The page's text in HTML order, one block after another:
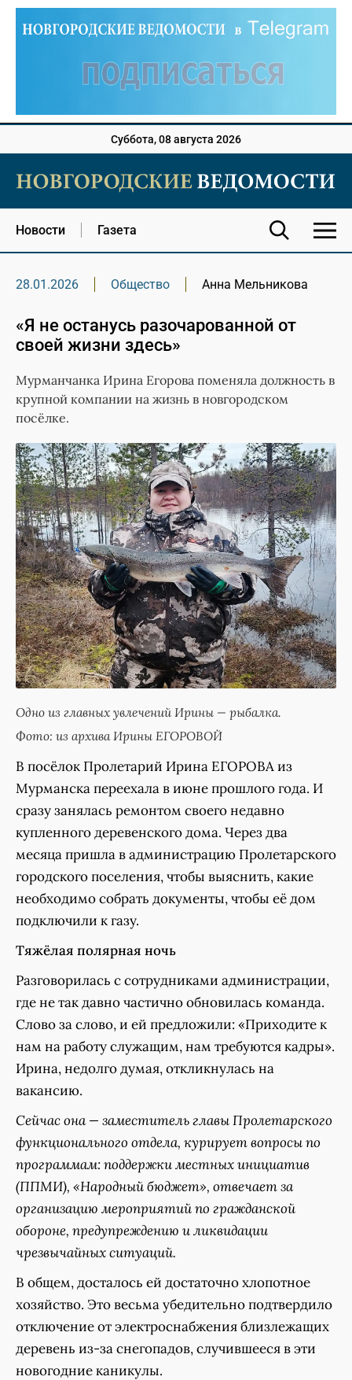
Суббота, 08 августа 2026
Новости Газета
28.01.2026 Общество Анна Мельникова
«Я не останусь разочарованной от
своей жизни здесь»
Мурманчанка Ирина Егорова поменяла должность в
крупной компании на жизнь в новгородском
посёлке.
Одно из главных увлечений Ирины — рыбалка.
Фото: из архива Ирины ЕГОРОВОЙ
В посёлок Пролетарий Ирина ЕГОРОВА из
Мурманска переехала в июне прошлого года. И
сразу занялась ремонтом своего недавно
купленного деревенского дома. Через два
месяца пришла в администрацию Пролетарского
городского поселения, чтобы выяснить, какие
необходимо собрать документы, чтобы её дом
подключили к газу.
Тяжёлая полярная ночь
Разговорилась с сотрудниками администрации,
где не так давно частично обновилась команда.
Слово за слово, и ей предложили: «Приходите к
нам на работу служащим, нам требуются кадры».
Ирина, недолго думая, откликнулась на
вакансию.
Сейчас она — заместитель главы Пролетарского
функционального отдела, курирует вопросы по
программам: поддержки местных инициатив
(ППМИ), «Народный бюджет», отвечает за
организацию мероприятий по гражданской
обороне, предупреждению и ликвидации
чрезвычайных ситуаций.
В общем, досталось ей достаточно хлопотное
хозяйство. Это весьма убедительно подтвердило
отключение от электроснабжения близлежащих
деревень из-за снегопадов, случившееся в эти
новогодние каникулы.